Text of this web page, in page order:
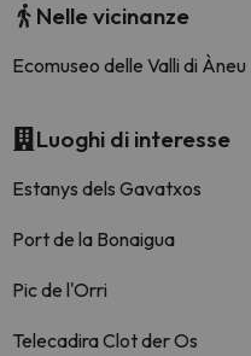
Nelle vicinanze
Ecomuseo delle Valli di Àneu
Luoghi di interesse
Estanys dels Gavatxos
Port de la Bonaigua
Pic de l'Orri
Telecadira Clot der Os